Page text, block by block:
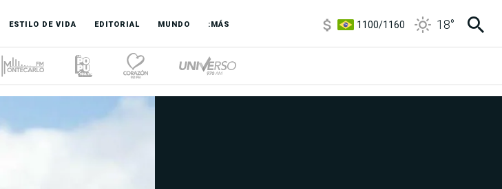
ESTILO DE VIDA EDITORIAL MUNDO :MÁS
3,8/4
18°